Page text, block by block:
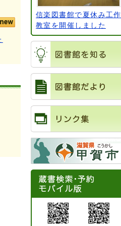
信楽図書館で夏休み工作
教室を開催しました